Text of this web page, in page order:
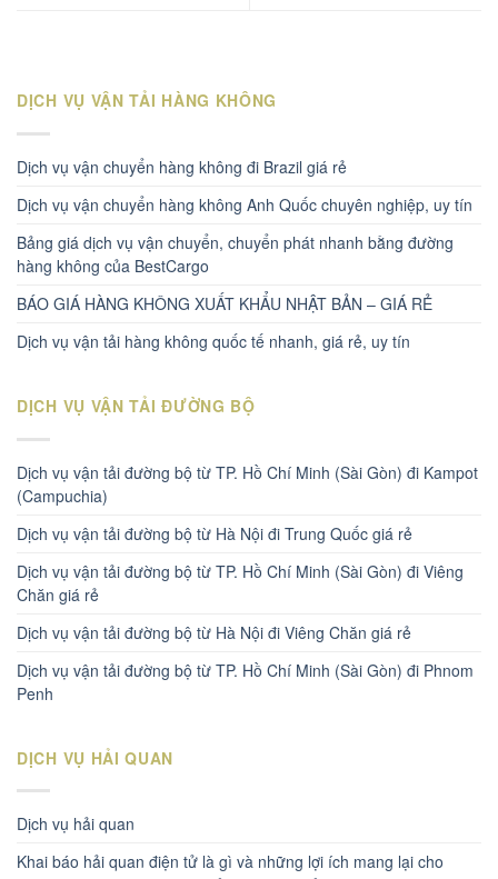
DỊCH VỤ VẬN TẢI HÀNG KHÔNG
Dịch vụ vận chuyển hàng không đi Brazil giá rẻ
Dịch vụ vận chuyển hàng không Anh Quốc chuyên nghiệp, uy tín
Bảng giá dịch vụ vận chuyển, chuyển phát nhanh bằng đường
hàng không của BestCargo
BÁO GIÁ HÀNG KHÔNG XUẤT KHẨU NHẬT BẢN – GIÁ RẺ
Dịch vụ vận tải hàng không quốc tế nhanh, giá rẻ, uy tín
DỊCH VỤ VẬN TẢI ĐƯỜNG BỘ
Dịch vụ vận tải đường bộ từ TP. Hồ Chí Minh (Sài Gòn) đi Kampot
(Campuchia)
Dịch vụ vận tải đường bộ từ Hà Nội đi Trung Quốc giá rẻ
Dịch vụ vận tải đường bộ từ TP. Hồ Chí Minh (Sài Gòn) đi Viêng
Chăn giá rẻ
Dịch vụ vận tải đường bộ từ Hà Nội đi Viêng Chăn giá rẻ
Dịch vụ vận tải đường bộ từ TP. Hồ Chí Minh (Sài Gòn) đi Phnom
Penh
DỊCH VỤ HẢI QUAN
Dịch vụ hải quan
Khai báo hải quan điện tử là gì và những lợi ích mang lại cho